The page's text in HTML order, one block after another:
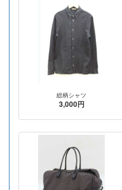
総柄シャツ
3,000円